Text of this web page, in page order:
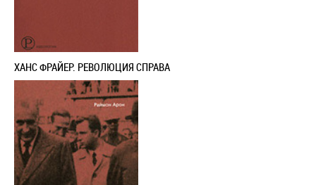
ХАНС ФРАЙЕР. РЕВОЛЮЦИЯ СПРАВА